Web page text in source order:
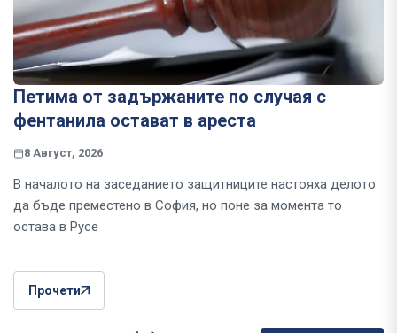
Петима от задържаните по случая с
фентанила остават в ареста
8 Август, 2026
В началото на заседанието защитниците настояха делото
да бъде преместено в София, но поне за момента то
остава в Русе
Прочети